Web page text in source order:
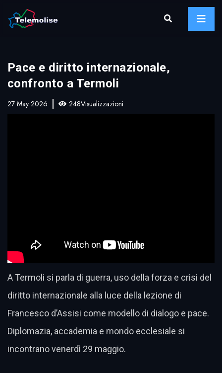
Pace e diritto internazionale,
confronto a Termoli
27 May 2026 248Visualizzazioni
A Termoli si parla di guerra, uso della forza e crisi del
diritto internazionale alla luce della lezione di
Francesco d’Assisi come modello di dialogo e pace.
Diplomazia, accademia e mondo ecclesiale si
incontrano venerdì 29 maggio.